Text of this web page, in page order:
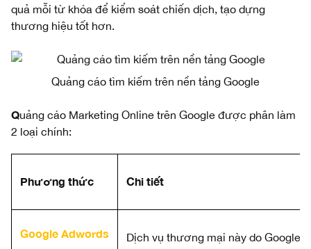
quả mỗi từ khóa để kiểm soát chiến dịch, tạo dựng
thương hiệu tốt hơn.
Quảng cáo tìm kiếm trên nền tảng Google
Quảng cáo Marketing Online trên Google được phân làm
2 loại chính:
Phương thức Chi tiết
Google Adwords Dịch vụ thương mại này do Google